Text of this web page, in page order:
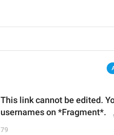
This link cannot be edited.
usernames on *Fragment*.
79